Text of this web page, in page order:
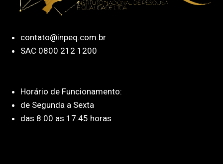
contato@inpeq.com.br
SAC 0800 212 1200
Horário de Funcionamento:
de Segunda a Sexta
das 8:00 as 17:45 horas